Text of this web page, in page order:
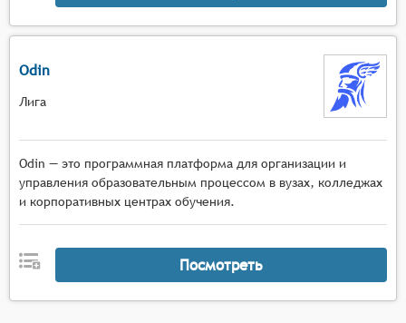
Odin
Лига
Odin — это программная платформа для организации и
управления образовательным процессом в вузах, колледжах
и корпоративных центрах обучения.
Посмотреть